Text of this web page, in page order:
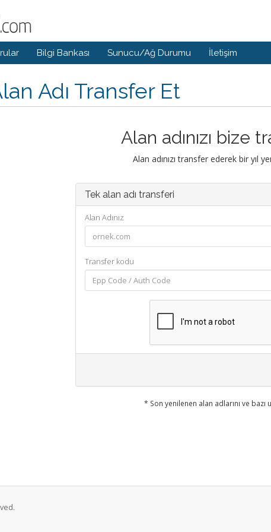
Bilgi Bankası Sunucu/Ağ Durumu İletişim
Adı Transfer Et
Alan adınızı bize
Alan adınızı transfer ederek bir yıl
Tek alan adı transferi
Alan Adınız
Transfer kodu
* Son yenilenen alan adlarını ve bazı